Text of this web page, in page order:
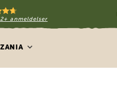
anmeldelser